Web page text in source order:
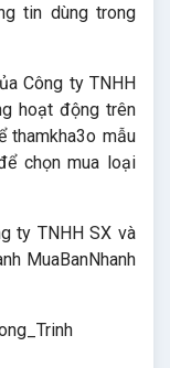
tin dùng trong
Công ty TNHH
hoạt động trên
thamkha3o mẫu
chọn mua loại
ty TNHH SX và
MuaBanNhanh